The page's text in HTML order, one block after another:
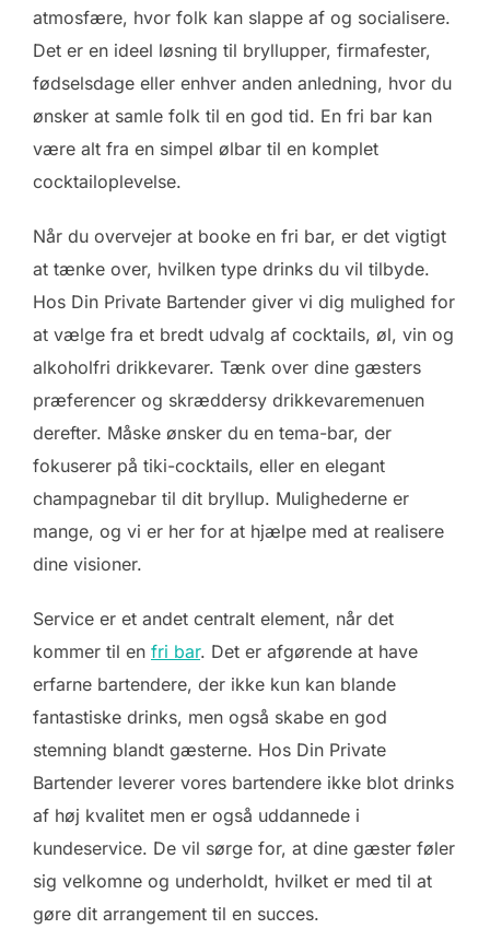
atmosfære, hvor folk kan slappe af og socialisere.
Det er en ideel løsning til bryllupper, firmafester,
fødselsdage eller enhver anden anledning, hvor du
ønsker at samle folk til en god tid. En fri bar kan
være alt fra en simpel ølbar til en komplet
cocktailoplevelse.
Når du overvejer at booke en fri bar, er det vigtigt
at tænke over, hvilken type drinks du vil tilbyde.
Hos Din Private Bartender giver vi dig mulighed for
at vælge fra et bredt udvalg af cocktails, øl, vin og
alkoholfri drikkevarer. Tænk over dine gæsters
præferencer og skræddersy drikkevaremenuen
derefter. Måske ønsker du en tema-bar, der
fokuserer på tiki-cocktails, eller en elegant
champagnebar til dit bryllup. Mulighederne er
mange, og vi er her for at hjælpe med at realisere
dine visioner.
Service er et andet centralt element, når det
kommer til en fri bar. Det er afgørende at have
erfarne bartendere, der ikke kun kan blande
fantastiske drinks, men også skabe en god
stemning blandt gæsterne. Hos Din Private
Bartender leverer vores bartendere ikke blot drinks
af høj kvalitet men er også uddannede i
kundeservice. De vil sørge for, at dine gæster føler
sig velkomne og underholdt, hvilket er med til at
gøre dit arrangement til en succes.